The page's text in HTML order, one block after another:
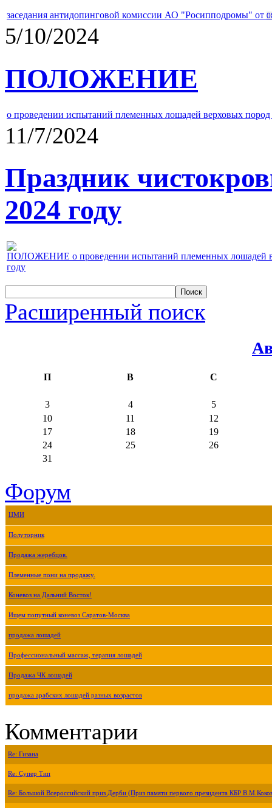
заседания антидопинговой комиссии АО "Росипподромы" от
5/10/2024
ПОЛОЖЕНИЕ
о проведении испытаний племенных лошадей верховых
11/7/2024
Праздник
2024 году
ПОЛОЖЕНИЕ о проведении испытаний племенных лошадей
году
Расширенный поиск
П В С
3 4
5
10
11
12
17
18
19
24
25
26
31
Форум
ЦМИ
Полуторник
Продажа жеребцов.
Племенные пони на продажу.
Коневоз на Дальний Восток!
Ищем попутный коневоз Саратов-Москва
продажа лошадей
Профессиональный массаж, терапия лошадей
Продажа ЧК лошадей
продажа арабских лошадей разных возрастов
Комментарии
Re: Гизана
Re: Супер Тип
Re: Большой Всероссийский приз Дерби (Приз памяти первого президента КБР